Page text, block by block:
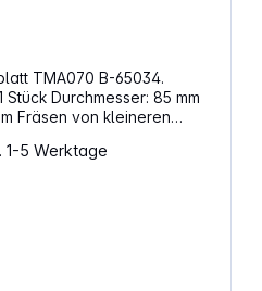
TMA070 B-65034.
oder das
Fugen Starlock-Aufnahme
1-5 Werktage